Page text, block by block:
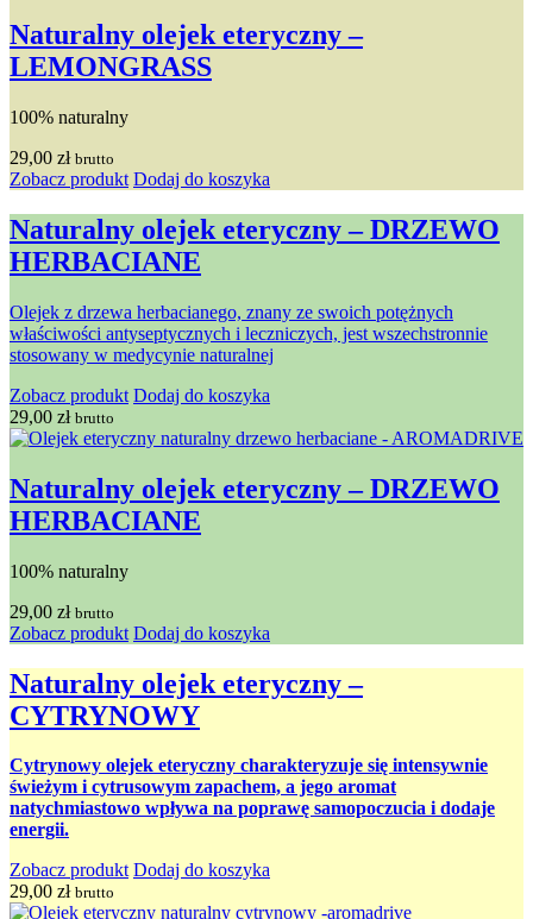
Naturalny olejek eteryczny –
LEMONGRASS
100% naturalny
29,00 zł brutto
Zobacz produkt Dodaj do koszyka
Naturalny olejek eteryczny – DRZEWO
HERBACIANE
Olejek z drzewa herbacianego, znany ze swoich potężnych
właściwości antyseptycznych i leczniczych, jest wszechstronnie
stosowany w medycynie naturalnej
Zobacz produkt Dodaj do koszyka
29,00 zł brutto
Naturalny olejek eteryczny – DRZEWO
HERBACIANE
100% naturalny
29,00 zł brutto
Zobacz produkt Dodaj do koszyka
Naturalny olejek eteryczny –
CYTRYNOWY
Cytrynowy olejek eteryczny charakteryzuje się intensywnie
świeżym i cytrusowym zapachem, a jego aromat
natychmiastowo wpływa na poprawę samopoczucia i dodaje
energii.
Zobacz produkt Dodaj do koszyka
29,00 zł brutto